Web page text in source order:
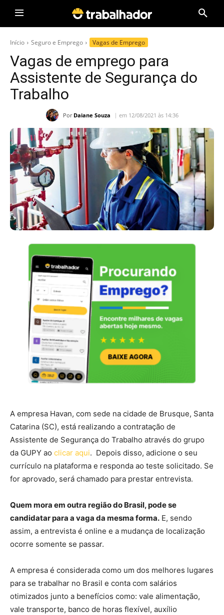
Início Seguro e Emprego Vagas de Emprego
Vagas de emprego para
Assistente de Segurança do
Trabalho
Por Daiane Souza em 12/08/2021 às 14:36
A empresa Havan, com sede na cidade de Brusque, Santa
Catarina (SC), está realizando a contratação de
Assistente de Segurança do Trabalho através do grupo
da GUPY ao clicar aqui. Depois disso, adicione o seu
currículo na plataforma e responda ao teste solicitado. Se
for aprovado, será chamado para prestar entrevista.
Quem mora em outra região do Brasil, pode se
candidatar para a vaga da mesma forma. E, sendo
assim, a entrevista é online e a mudança de localização
ocorre somente se passar.
A empresa é considerada como um dos melhores lugares
para se trabalhar no Brasil e conta com salários
otimizados junto a benefícios como: vale alimentação,
vale transporte, banco de horas flexível, auxílio